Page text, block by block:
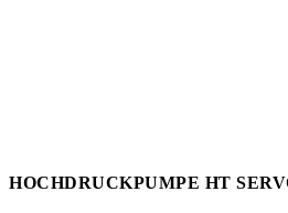
HOCHDRUCKPUMPE HT